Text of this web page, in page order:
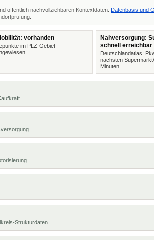
öffentlich nachvollziehbaren Kontextdaten. Datenbasis und
vorhanden
im PLZ-Gebiet
Nahversorgung:
schnell erreichbar
Deutschlandatlas:
nächsten
Minuten.
Strukturdaten